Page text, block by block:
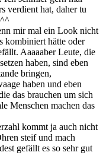
verdient hat, daher tu
mir mal ein Look nicht
kombiniert hätte oder
Aaaaaber Leute, die
haben, sind eben
bringen,
haben und eben
das brauchen um sich
Menschen machen das
kommt ja auch nicht
steif und mach
gefällt es so sehr gut